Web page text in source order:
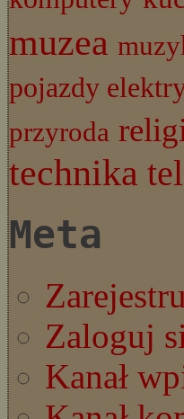
muzea
pojazdy
przyroda
technika
Meta
Zaloguj
Kanał